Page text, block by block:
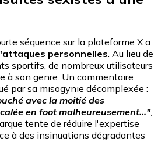
séquence sur la plateforme X a
personnelles. Au lieu de
sportifs, de nombreux utilisateurs
à son genre. Un commentaire
par sa misogynie décomplexée :
avec la moitié des
en foot malheureusement…",
tente de réduire l'expertise
à des insinuations dégradantes